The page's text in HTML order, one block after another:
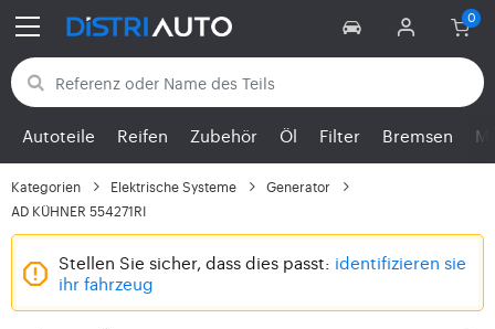
Zurück zu den Kategorien
Autoteile Reifen Zubehör Öl Filter Bremsen
Kategorien Elektrische Systeme
Generator
AD KÜHNER 554271RI
Stellen Sie sicher, dass dies passt: identifizieren sie
ihr fahrzeug